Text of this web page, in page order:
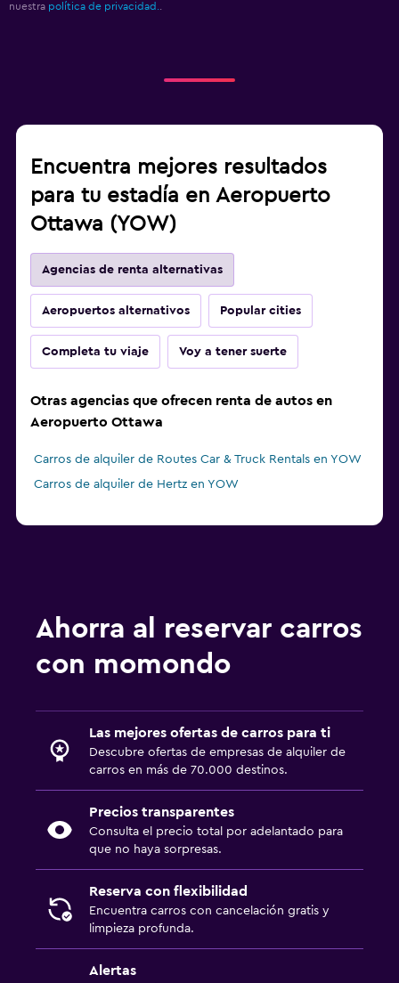
nuestra política de privacidad..
Encuentra mejores resultados
para tu estadía en Aeropuerto
Ottawa (YOW)
Agencias de renta alternativas
Aeropuertos alternativos Popular cities
Completa tu viaje Voy a tener suerte
Otras agencias que ofrecen renta de autos en
Aeropuerto Ottawa
Carros de alquiler de Routes Car & Truck Rentals en YOW
Carros de alquiler de Hertz en YOW
Ahorra al reservar carros
con momondo
Las mejores ofertas de carros para ti
Descubre ofertas de empresas de alquiler de
carros en más de 70.000 destinos.
Precios transparentes
Consulta el precio total por adelantado para
que no haya sorpresas.
Reserva con flexibilidad
Encuentra carros con cancelación gratis y
limpieza profunda.
Alertas